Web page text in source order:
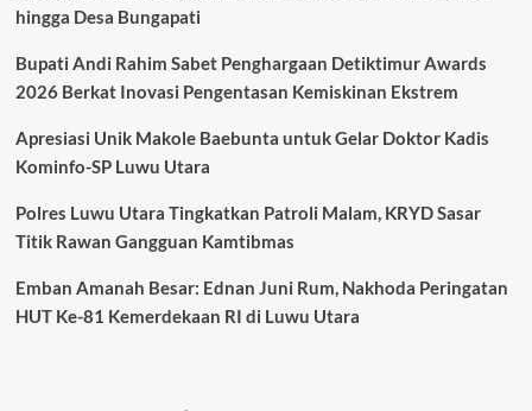
hingga Desa Bungapati
Bupati Andi Rahim Sabet Penghargaan Detiktimur Awards
2026 Berkat Inovasi Pengentasan Kemiskinan Ekstrem
Apresiasi Unik Makole Baebunta untuk Gelar Doktor Kadis
Kominfo-SP Luwu Utara
Polres Luwu Utara Tingkatkan Patroli Malam, KRYD Sasar
Titik Rawan Gangguan Kamtibmas
Emban Amanah Besar: Ednan Juni Rum, Nakhoda Peringatan
HUT Ke-81 Kemerdekaan RI di Luwu Utara